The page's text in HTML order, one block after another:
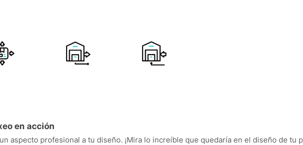
en acción
aspecto profesional a tu diseño. ¡Mira lo increíble que quedaría en el diseño de